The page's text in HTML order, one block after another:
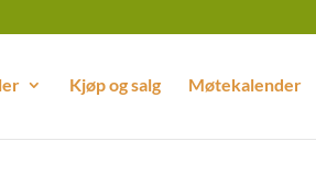
Kjøp og salg Møtekalender